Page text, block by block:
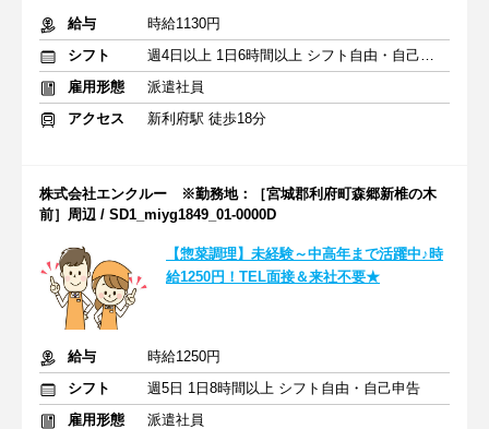
給与
時給1130円
シフト
週4日以上 1日6時間以上 シフト自由・自己申告
雇用形態
派遣社員
アクセス
新利府駅 徒歩18分
株式会社エンクルー ※勤務地：［宮城郡利府町森郷新椎の木
前］周辺 / SD1_miyg1849_01-0000D
【惣菜調理】未経験～中高年まで活躍中♪時
給1250円！TEL面接＆来社不要★
給与
時給1250円
シフト
週5日 1日8時間以上 シフト自由・自己申告
雇用形態
派遣社員